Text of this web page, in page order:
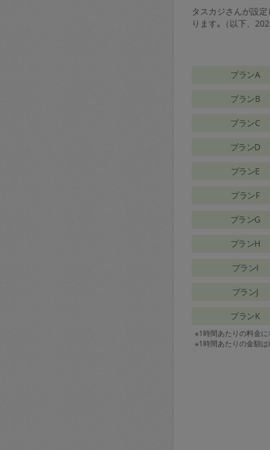
タスカジさんが設
ります｡（以下、
プランA
プランB
プランC
プランD
プランE
プランF
プランG
プランH
プランI
プランJ
プランK
※1時間あたりの料金
※1時間あたりの金額